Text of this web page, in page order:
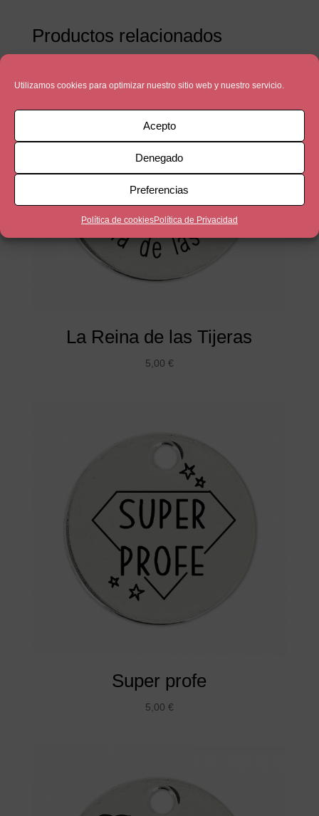
Utilizamos cookies para optimizar nuestro sitio web y nuestro servicio.
Acepto
Denegado
Preferencias
Política de cookiesPolítica de Privacidad
Productos relacionados
La Reina de las Tijeras
5,00 €
Super profe
5,00 €